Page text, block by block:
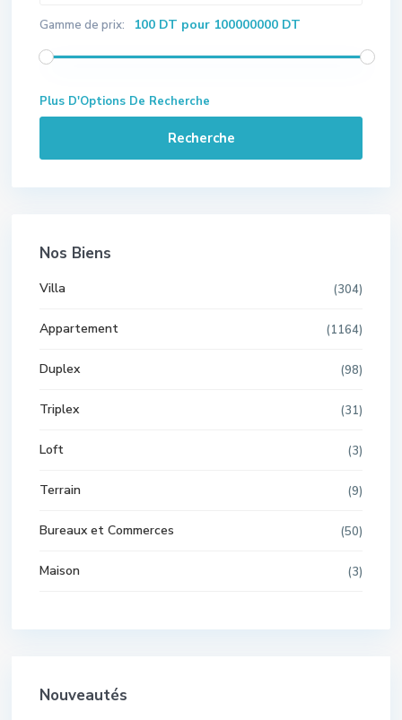
Gamme de prix: 100 DT pour 100000000 DT
Plus D'Options De Recherche
Recherche
Nos Biens
Villa (304)
Appartement (1164)
Duplex (98)
Triplex (31)
Loft (3)
Terrain (9)
Bureaux et Commerces (50)
Maison (3)
Nouveautés